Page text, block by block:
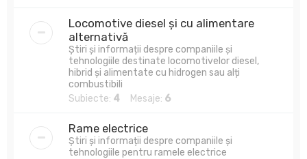
Locomotive diesel și cu alimentare
alternativă
Știri și informații despre companiile și
tehnologiile destinate locomotivelor diesel,
hibrid și alimentate cu hidrogen sau alți
combustibili
Subiecte: 4 Mesaje: 6
Rame electrice
Știri și informații despre companiile și
tehnologiile pentru ramele electrice